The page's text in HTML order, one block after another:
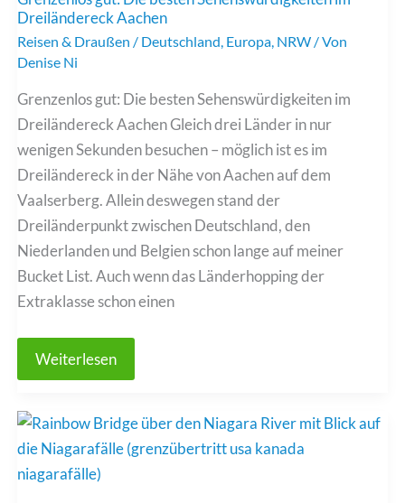
nicht
verpassen
solltest
Dreiländereck Aachen
Reisen & Draußen / Deutschland Europa NRW / Von
Denise Ni
Grenzenlos gut: Die besten Sehenswürdigkeiten im
Dreiländereck Aachen Gleich drei Länder in nur
wenigen Sekunden besuchen – möglich ist es im
Dreiländereck in der Nähe von Aachen auf dem
Vaalserberg. Allein deswegen stand der
Dreiländerpunkt zwischen Deutschland, den
Niederlanden und Belgien schon lange auf meiner
Bucket List. Auch wenn das Länderhopping der
Extraklasse schon einen
Grenzenlos
Sehenswürdigkeiten
im
Dreiländereck
Aachen
Weiterlesen